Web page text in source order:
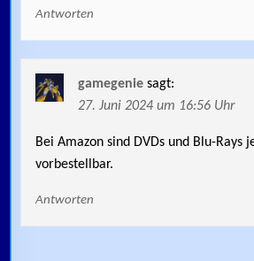
Antworten
gamegenie sagt:
27. Juni 2024 um 16:56 Uhr
Bei Amazon sind DVDs und Blu-Rays
vorbestellbar.
Antworten